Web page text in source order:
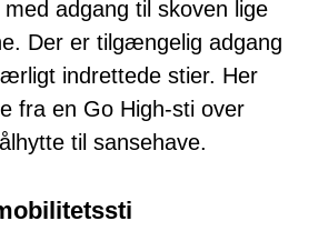
adgang til skoven lige
Der er tilgængelig adgang
indrettede stier. Her
fra en Go High-sti over
til sansehave.